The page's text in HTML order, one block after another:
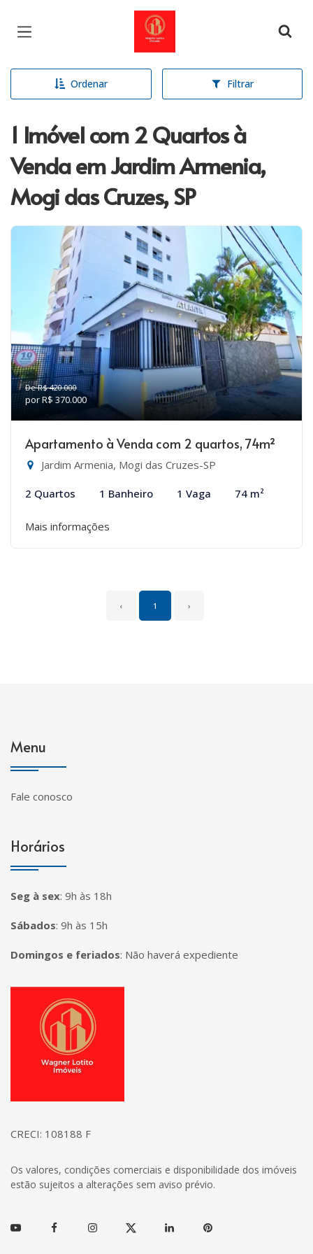
Página inicial
Ordenar Filtrar
1 Imóvel com 2 Quartos à
Venda em Jardim Armenia,
Mogi das Cruzes, SP
De R$ 420.000
por R$ 370.000
Apartamento à Venda com 2 quartos, 74m²
Jardim Armenia, Mogi das Cruzes-SP
2 Quartos 1 Banheiro 1 Vaga 74 m²
Mais informações
‹ 1 ›
Menu
Fale conosco
Horários
Seg à sex: 9h às 18h
Sábados: 9h às 15h
Domingos e feriados: Não haverá expediente
Página inicial
CRECI: 108188 F
Os valores, condições comerciais e disponibilidade dos imóveis
estão sujeitos a alterações sem aviso prévio.
Youtube FacebookInstagramTwitter Linkedin Pinterest